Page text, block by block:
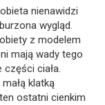
nienawidzi
wygląd.
z modelem
mają wady tego
ciała.
klatką
ostatni cienkim